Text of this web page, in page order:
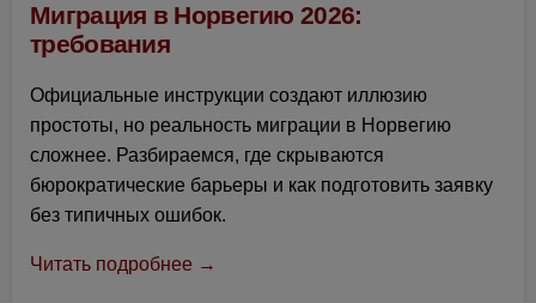
Миграция в Норвегию 2026:
требования
Официальные инструкции создают иллюзию
простоты, но реальность миграции в Норвегию
сложнее. Разбираемся, где скрываются
бюрократические барьеры и как подготовить заявку
без типичных ошибок.
Читать подробнее →